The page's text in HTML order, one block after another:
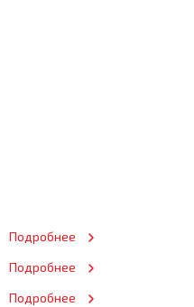
Подробнее
Подробнее
Подробнее